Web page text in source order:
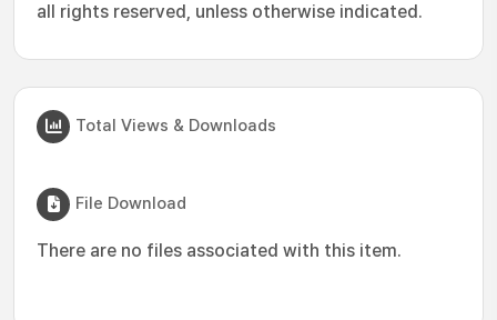
all rights reserved, unless otherwise indicated.
Total Views & Downloads
File Download
There are no files associated with this item.